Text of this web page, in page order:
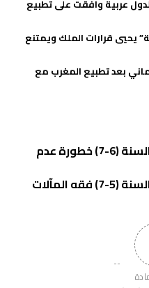
عربية وافقت على تطبيع
يحيي قرارات الملك ويمتنع
بعد تطبيع المغرب مع
فقه النوازل في ضوء الكتاب والسنة (6-7) خطورة عدم
المآلات